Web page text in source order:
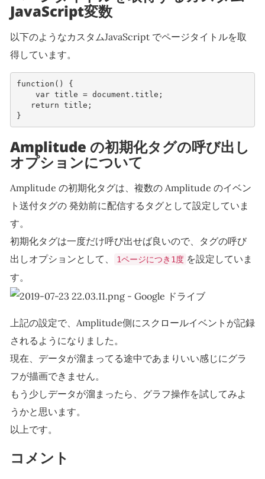
JavaScript変数
以下のようなカスタムJavaScript でページタイトルを取
得しています。
function ()
{
var title = document . title ;
return title ;
}
Amplitude の初期化タグの呼び出し
オプションについて
Amplitude の初期化タグは、複数の Amplitude のイベン
ト送付タグの 発効前に配信するタグとして設定していま
す。
初期化タグは一度だけ呼び出せば良いので、タグの呼び
出しオプションとして、
1ページにつき1度 を設定していま
す。
上記の設定で、Amplitude側にスクロールイベントが記録
されるようになりました。
現在、データが溜まってる途中であまりいい感じにグラ
フが描画できません。
もう少しデータが溜まったら、グラフ操作を試してみよ
うかと思います。
以上です。
コメント